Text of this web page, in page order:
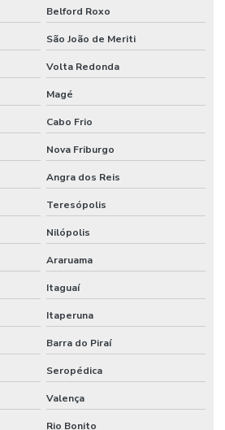
Belford Roxo
São João de Meriti
Volta Redonda
Magé
Cabo Frio
Nova Friburgo
Angra dos Reis
Teresópolis
Nilópolis
Araruama
Itaguaí
Itaperuna
Barra do Piraí
Seropédica
Valença
Rio Bonito